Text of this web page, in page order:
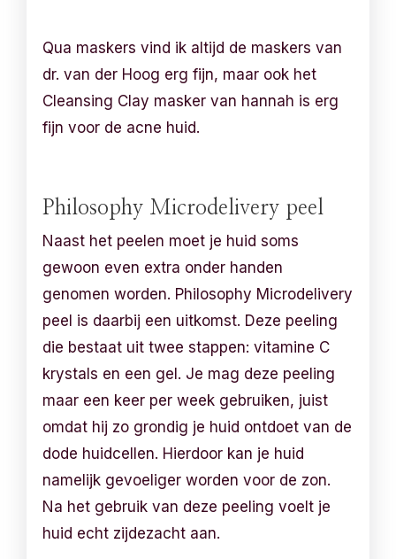
Qua maskers vind ik altijd de maskers van
dr. van der Hoog erg fijn, maar ook het
Cleansing Clay masker van hannah is erg
fijn voor de acne huid.
Philosophy Microdelivery peel
Naast het peelen moet je huid soms
gewoon even extra onder handen
genomen worden. Philosophy Microdelivery
peel is daarbij een uitkomst. Deze peeling
die bestaat uit twee stappen: vitamine C
krystals en een gel. Je mag deze peeling
maar een keer per week gebruiken, juist
omdat hij zo grondig je huid ontdoet van de
dode huidcellen. Hierdoor kan je huid
namelijk gevoeliger worden voor de zon.
Na het gebruik van deze peeling voelt je
huid echt zijdezacht aan.